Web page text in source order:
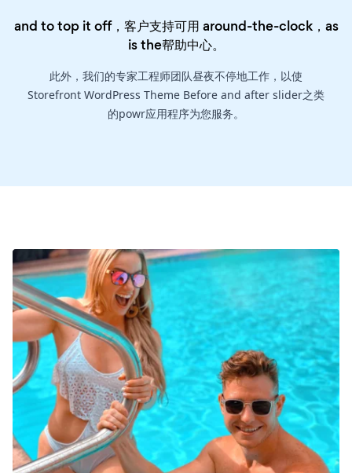
and to top it off，客户支持可用 around-the-clock，as
is the帮助中心。
此外，我们的专家工程师团队昼夜不停地工作，以使
Storefront WordPress Theme Before and after slider之类
的powr应用程序为您服务。